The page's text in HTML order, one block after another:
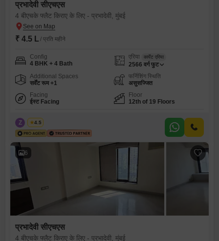
प्रभादेवी सीएचएस
4 बीएचके फ्लैट किराए के लिए - प्रभादेवी, मुंबई
₹ 4.5 L / प्रति महीने
Config
4 BHK + 4 Bath
एरिया कार्पेट एरिया
2566 वर्ग फुट
Additional Spaces
सर्वेंट रूम +1
फर्निशिंग स्थिति
असुसज्जित
Facing
ईस्ट Facing
Floor
12th of 19 Floors
Z Zeltro
4.5
6
प्रभादेवी सीएचएस
4 बीएचके फ्लैट किराए के लिए - प्रभादेवी, मुंबई